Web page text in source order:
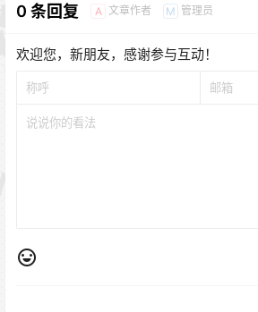
0 条回复 A 文章作者 M 管理员
欢迎您，新朋友，感谢参与互动！